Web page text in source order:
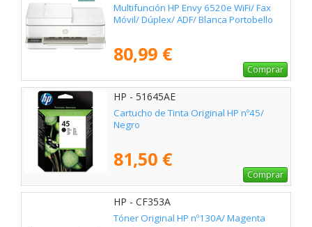
Multifunción HP Envy 6520e WiFi/ Fax
Móvil/ Dúplex/ ADF/ Blanca Portobello
80,99 €
Comprar
HP - 51645AE
Cartucho de Tinta Original HP nº45/
Negro
81,50 €
Comprar
HP - CF353A
Tóner Original HP nº130A/ Magenta